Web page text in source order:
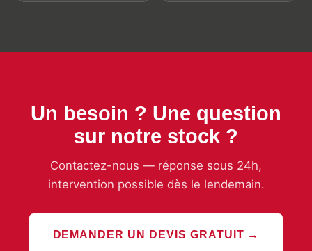
Un besoin ? Une question
sur notre stock ?
Contactez-nous — réponse sous 24h,
intervention possible dès le lendemain.
DEMANDER UN DEVIS GRATUIT →